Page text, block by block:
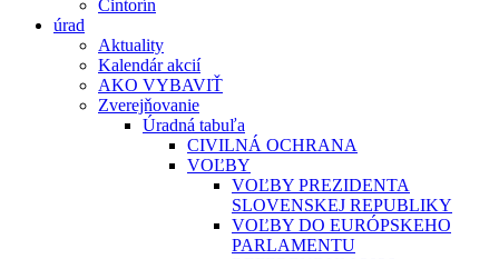
Cintorín
úrad
Aktuality
Kalendár akcií
AKO VYBAVIŤ
Zverejňovanie
Úradná tabuľa
CIVILNÁ OCHRANA
VOĽBY
VOĽBY PREZIDENTA
SLOVENSKEJ REPUBLIKY
VOĽBY DO EURÓPSKEHO
PARLAMENTU